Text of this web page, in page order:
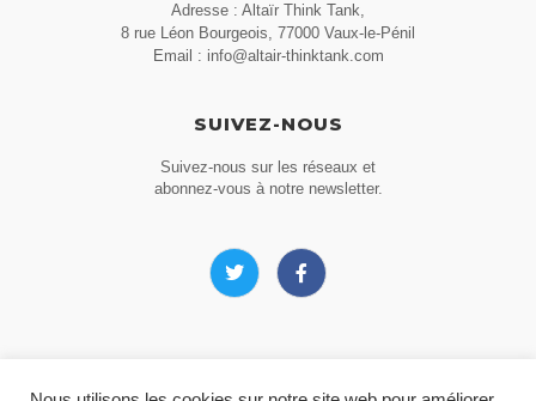
Adresse : Altaïr Think Tank,
8 rue Léon Bourgeois, 77000 Vaux-le-Pénil
Email : info@altair-thinktank.com
SUIVEZ-NOUS
Suivez-nous sur les réseaux et
abonnez-vous à notre newsletter.